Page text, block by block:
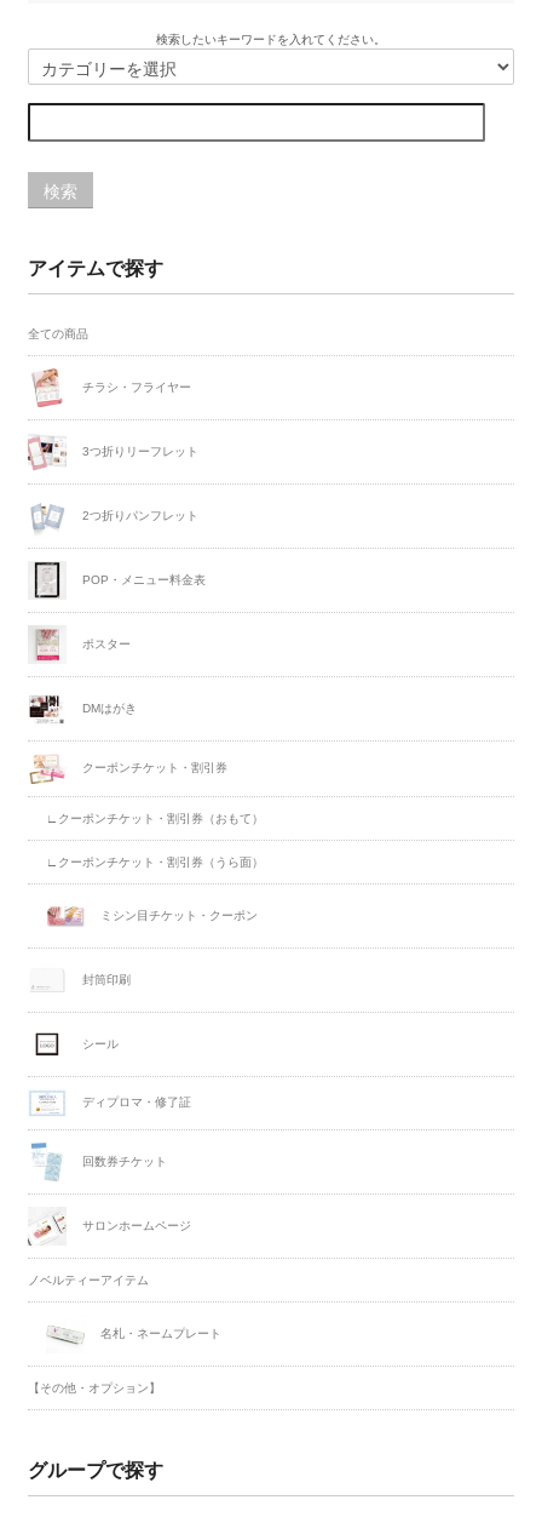
検索したいキーワードを入れてください。
検索
アイテムで探す
全ての商品
チラシ・フライヤー
3つ折りリーフレット
2つ折りパンフレット
POP・メニュー料金表
ポスター
DMはがき
クーポンチケット・割引券
∟クーポンチケット・割引券（おもて）
∟クーポンチケット・割引券（うら面）
ミシン目チケット・クーポン
封筒印刷
シール
ディプロマ・修了証
回数券チケット
サロンホームページ
ノベルティーアイテム
名札・ネームプレート
【その他・オプション】
グループで探す